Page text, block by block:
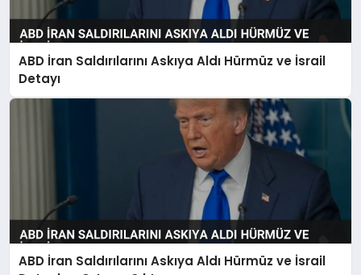
ABD İran Saldırılarını Askıya Aldı Hürmüz ve İsrail
Detayı
ABD İran Saldırılarını Askıya Aldı Hürmüz ve İsrail